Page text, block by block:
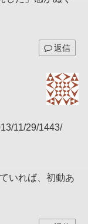
返信
11/29/1443/
いれば、初動あ